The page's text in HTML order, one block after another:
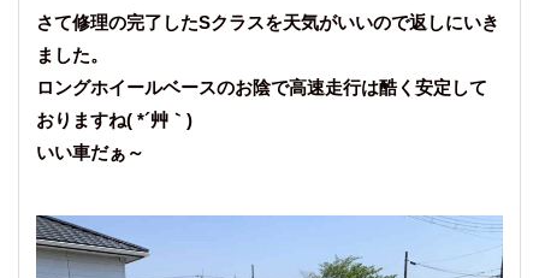
さて修理の完了したSクラスを天気がいいので返しにいき
ました。
ロングホイールベースのお陰で高速走行は酷く安定して
おりますね( *´艸｀)
いい車だぁ～